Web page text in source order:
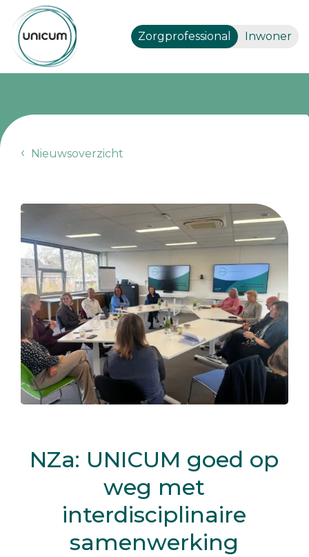
Zorgprofessional Inwoner
Nieuwsoverzicht
NZa: UNICUM goed op
weg met
interdisciplinaire
samenwerking